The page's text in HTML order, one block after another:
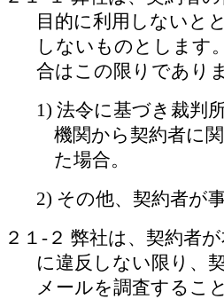
目的に利用しないと
しないものとします
合はこの限りであり
1) 法令に基づき裁判
機関から契約者に
た場合。
2) その他、契約者が
２１-２ 弊社は、契約者
に違反しない限り、
メールを調査するこ